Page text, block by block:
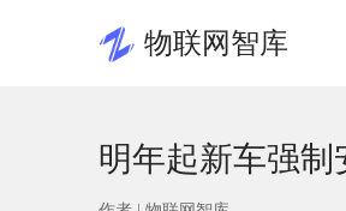
物联网智库
明年起新车强制